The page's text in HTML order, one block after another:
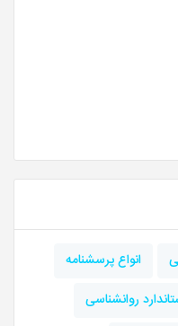
انواع پرسشنامه
روانشناسی